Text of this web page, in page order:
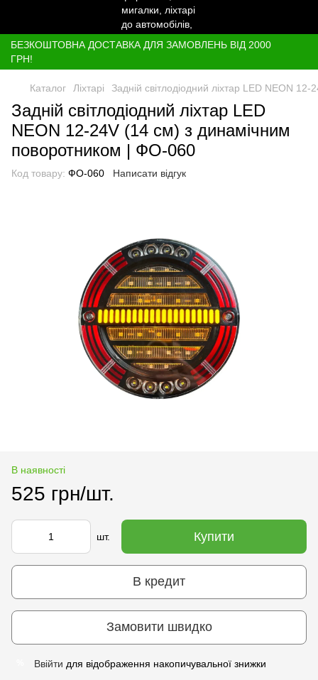
БЕЗКОШТОВНА ДОСТАВКА ДЛЯ ЗАМОВЛЕНЬ ВІД 2000
ГРН!
Каталог Ліхтарі Задній світлодіодний ліхтар LED NEON
Задній світлодіодний ліхтар LED
NEON 12-24V (14 см) з динамічним
поворотником | ФО-060
Код товару: ФО-060 Написати відгук
В наявності
525 грн/шт.
шт. Купити
В кредит
Замовити швидко
Ввійти для відображення накопичувальної знижки